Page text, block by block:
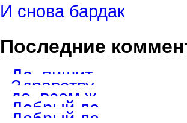
И снова бардак
Последние